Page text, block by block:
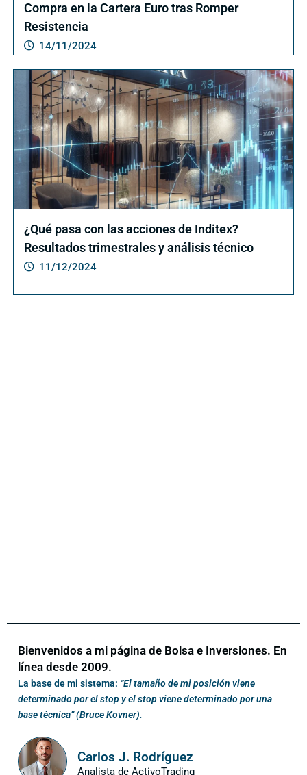
Compra en la Cartera Euro tras Romper
Resistencia
14/11/2024
¿Qué pasa con las acciones de Inditex?
Resultados trimestrales y análisis técnico
11/12/2024
Bienvenidos a mi página de Bolsa e Inversiones. En
línea desde 2009.
La base de mi sistema: “El tamaño de mi posición viene
determinado por el stop y el stop viene determinado por una
base técnica” (Bruce Kovner).
Carlos J. Rodríguez
Analista de ActivoTrading